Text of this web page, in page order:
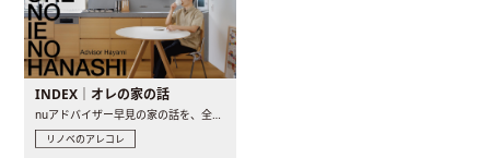
INDEX｜オレの家の話
nuアドバイザー早見の家の話を、全4話でお届け。リノベーションを..
リノベのアレコレ